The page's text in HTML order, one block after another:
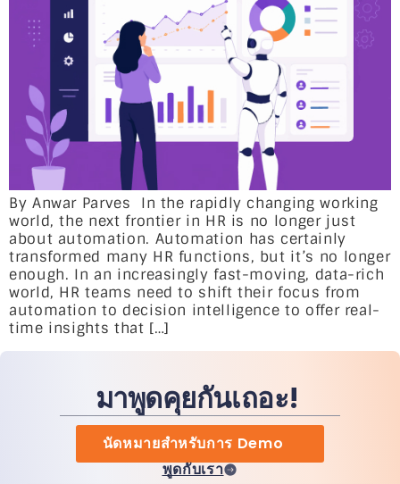
By Anwar Parves In the rapidly changing working
world, the next frontier in HR is no longer just
about automation. Automation has certainly
transformed many HR functions, but it’s no longer
enough. In an increasingly fast-moving, data-rich
world, HR teams need to shift their focus from
automation to decision intelligence to offer real-
time insights that […]
มาพูดคุยกันเถอะ!
นัดหมายสำหรับการ Demo
พูดกับเรา